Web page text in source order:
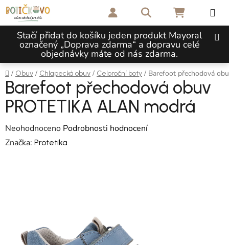
Přejít na obsah
Stačí přidat do košíku jeden produkt Mayoral
označený „Doprava zdarma“ a dopravu celé
objednávky máte od nás zdarma.
Hledat NÁKUPNÍ
Domů
/ Obuv / Chlapecká obuv / Celoroční boty / Barefoot přechodová
Barefoot přechodová obuv
PROTETIKA ALAN modrá
Průměrné hodnocení produktu je 0,0 z 5 hvězdiček.
Neohodnoceno Podrobnosti hodnocení
Značka: Protetika